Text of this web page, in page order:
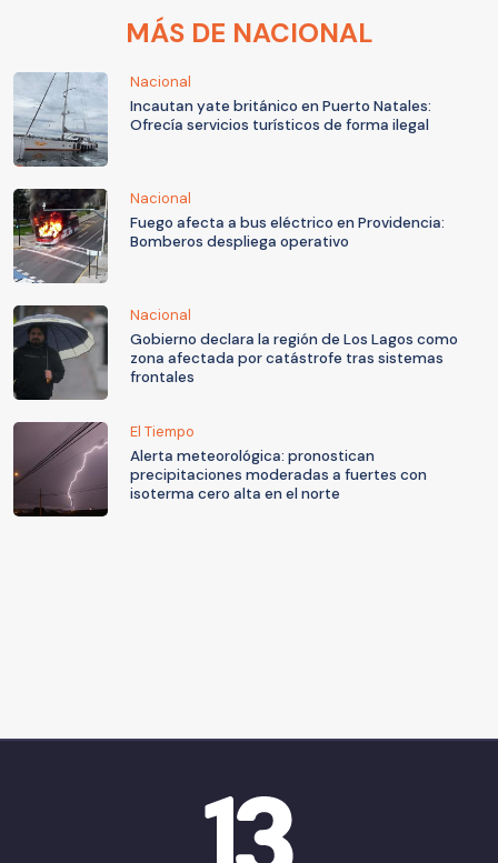
MÁS DE NACIONAL
Nacional
Incautan yate británico en Puerto Natales:
Ofrecía servicios turísticos de forma ilegal
Nacional
Fuego afecta a bus eléctrico en Providencia:
Bomberos despliega operativo
Nacional
Gobierno declara la región de Los Lagos como
zona afectada por catástrofe tras sistemas
frontales
El Tiempo
Alerta meteorológica: pronostican
precipitaciones moderadas a fuertes con
isoterma cero alta en el norte